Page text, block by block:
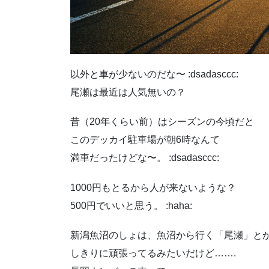
以外と車が少ないのだな〜 :dsadasccc:
尾瀬は最近は人気無いの？
昔（20年くらい前）はシーズンの今頃だと
このデッカイ駐車場が朝6時なんて
満車だったけどな〜。 :dsadasccc:
1000円もとるから人が来ないような？
500円でいいと思う。 :haha:
新潟魚沼のしょは、魚沼から行く「尾瀬」と
しきりに頑張ってるみたいだけど…….